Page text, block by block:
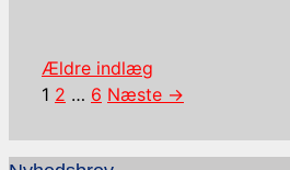
Ældre indlæg
Side
1 Side
2 … Side
6 Næste →